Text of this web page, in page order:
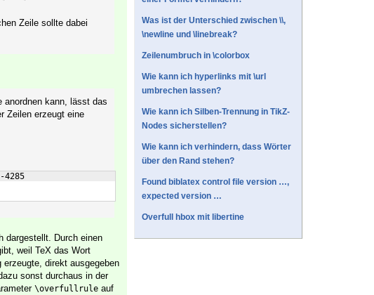
Zeile sollte dabei
anordnen kann, lässt das
Zeilen erzeugt eine
dargestellt. Durch einen
weil TeX das Wort
direkt ausgegeben
sonst durchaus in der
\overfullrule auf
Was ist der Unterschied zwischen \\,
\newline und \linebreak?
Zeilenumbruch in \colorbox
Wie kann ich hyperlinks mit \url
umbrechen lassen?
Wie kann ich Silben-Trennung in TikZ-
Nodes sicherstellen?
Wie kann ich verhindern, dass Wörter
über den Rand stehen?
Found biblatex control file version …,
expected version …
Overfull hbox mit libertine